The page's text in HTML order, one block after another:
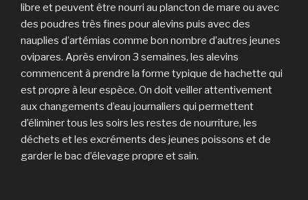
libre et peuvent être nourri au plancton de mare ou avec
des poudres très fines pour alevins puis avec des
nauplies d’artémias comme bon nombre d’autres jeunes
ovipares. Après environ 3 semaines, les alevins
commencent à prendre la forme typique de hachette qui
est propre à leur espèce. On doit veiller attentivement
aux changements d’eau journaliers qui permettent
d’éliminer tous les soirs les restes de nourriture, les
déchets et les excréments des jeunes poissons et de
garder le bac d’élevage propre et sain.